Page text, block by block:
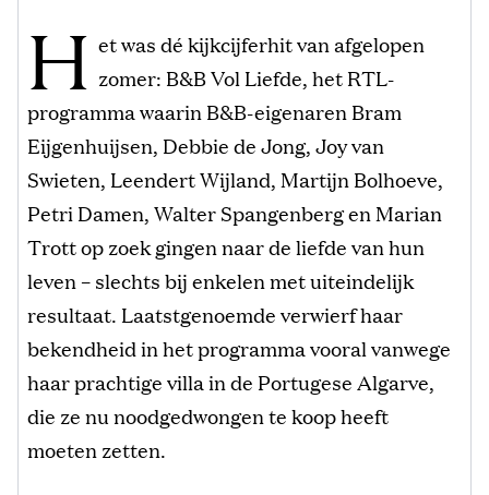
H et was dé kijkcijferhit van afgelopen
zomer: B&B Vol Liefde, het RTL-
programma waarin B&B-eigenaren Bram
Eijgenhuijsen, Debbie de Jong, Joy van
Swieten, Leendert Wijland, Martijn Bolhoeve,
Petri Damen, Walter Spangenberg en Marian
Trott op zoek gingen naar de liefde van hun
leven – slechts bij enkelen met uiteindelijk
resultaat. Laatstgenoemde verwierf haar
bekendheid in het programma vooral vanwege
haar prachtige villa in de Portugese Algarve,
die ze nu noodgedwongen te koop heeft
moeten zetten.